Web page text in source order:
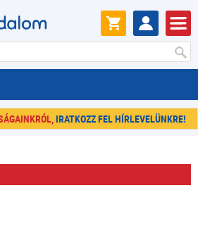
IRATKOZZ FEL HÍRLEVELÜNKRE!